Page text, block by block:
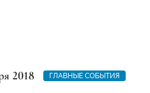
2018 ГЛАВНЫЕ СОБЫТИЯ